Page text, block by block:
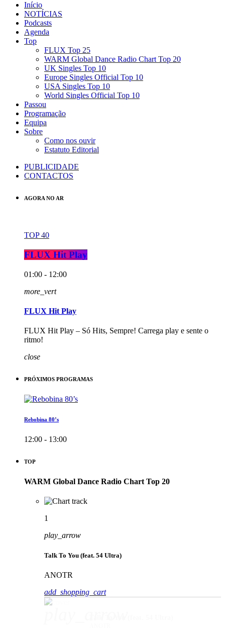
Início
NOTÍCIAS
Podcasts
Agenda
Top
FLUX Top 25
WARM Global Dance Radio Chart Top 20
UK Singles Top 10
Europe Singles Official Top 10
USA Singles Top 10
World Singles Official Top 10
Passou
Programação
Equipa
Sobre
Como nos ouvir
Estatuto Editorial
PUBLICIDADE
CONTACTOS
AGORA NO AR
TOP 40
FLUX Hit Play
01:00 - 12:00
more_vert
FLUX Hit Play
FLUX Hit Play – Só Hits, Sempre! Carrega play e sente o
ritmo!
close
PRÓXIMOS PROGRAMAS
Rebobina 80’s
12:00 - 13:00
TOP
WARM Global Dance Radio Chart Top 20
1
play_arrow
Talk To You (feat. 54 Ultra)
ANOTR
add_shopping_cart